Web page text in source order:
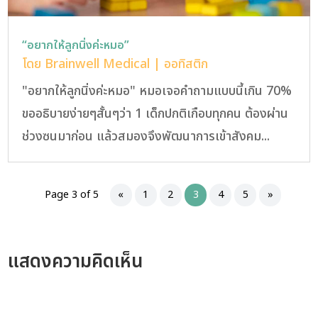
“อยากให้ลูกนิ่งค่ะหมอ”
โดย Brainwell Medical | ออทิสติก
"อยากให้ลูกนิ่งค่ะหมอ" หมอเจอคำถามแบบนี้เกิน 70%
ขออธิบายง่ายๆสั้นๆว่า 1 เด็กปกติเกือบทุกคน ต้องผ่าน
ช่วงซนมาก่อน แล้วสมองจึงพัฒนาการเข้าสังคม...
Page 3 of 5 « 1 2 3 4 5 »
แสดงความคิดเห็น